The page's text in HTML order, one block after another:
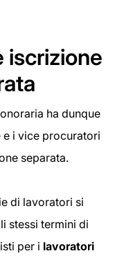
iscrizione
ha dunque
i vice procuratori
separata.
di lavoratori si
stessi termini di
per i lavoratori